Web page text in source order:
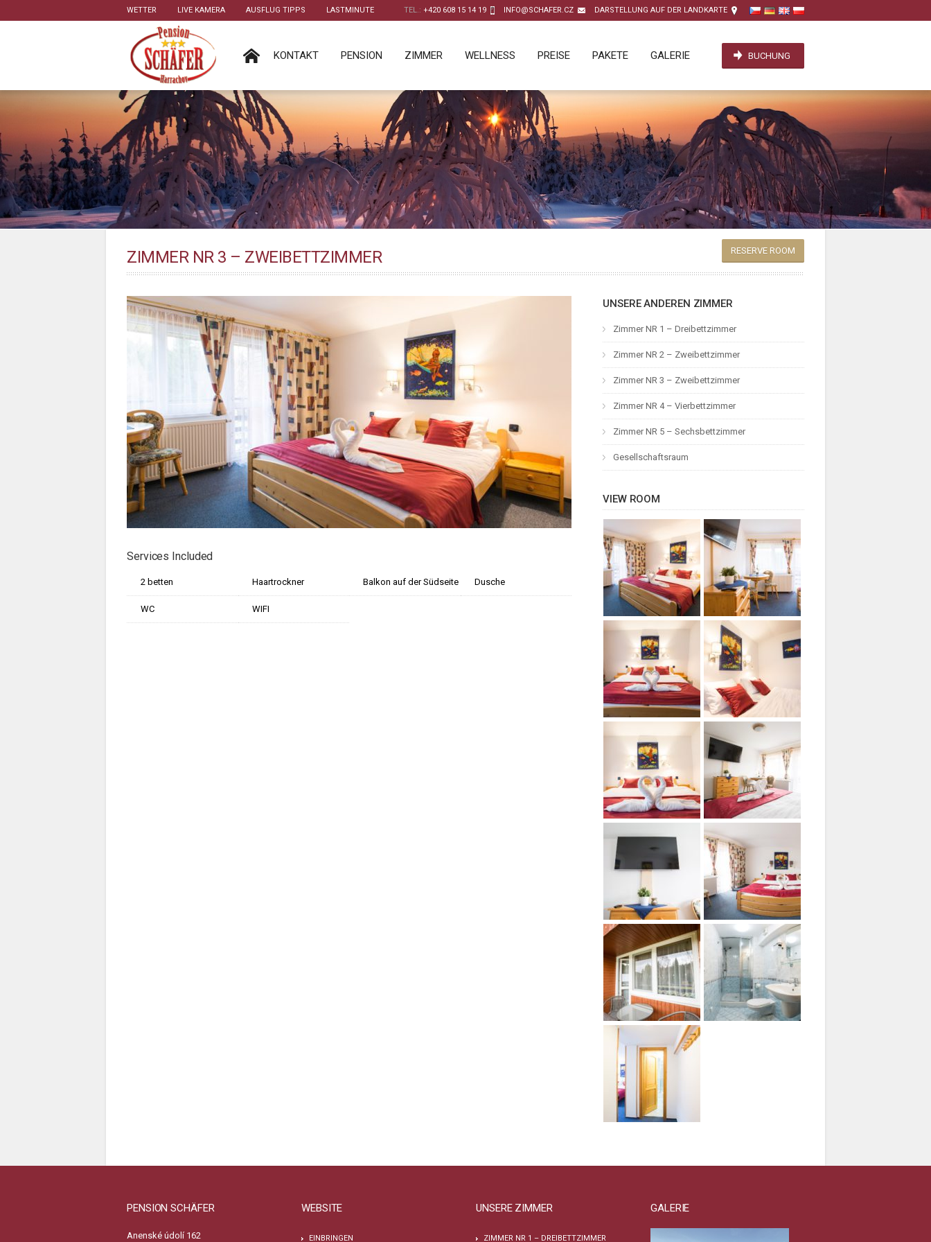
WETTER LIVE KAMERA AUSFLUG TIPPS LASTMINUTE TEL.: +420 608 15 14 19 INFO@SCHAFER.CZ DARSTELLUNG AUF DER LANDKARTE
BUCHUNG
KONTAKT PENSION ZIMMER WELLNESS PREISE PAKETE GALERIE
ZIMMER NR 3 – ZWEIBETTZIMMER RESERVE ROOM
Services Included
2 betten Haartrockner Balkon auf der Südseite Dusche
WC WIFI
UNSERE ANDEREN ZIMMER
Zimmer NR 1 – Dreibettzimmer
Zimmer NR 2 – Zweibettzimmer
Zimmer NR 3 – Zweibettzimmer
Zimmer NR 4 – Vierbettzimmer
Zimmer NR 5 – Sechsbettzimmer
Gesellschaftsraum
VIEW ROOM
PENSION SCHÄFER
Anenské údolí 162
WEBSITE
EINBRINGEN
UNSERE ZIMMER
ZIMMER NR 1 – DREIBETTZIMMER
GALERIE